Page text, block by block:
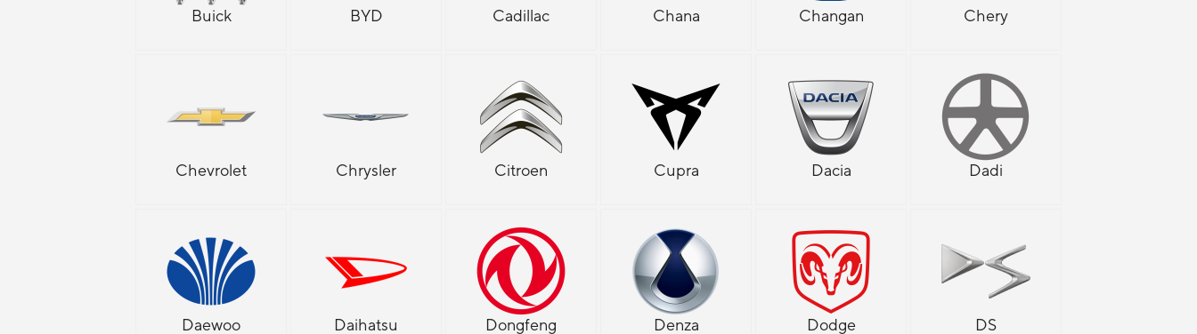
Buick BYD Cadillac Chana Changan Chery
Chevrolet Chrysler Citroen Cupra Dacia Dadi
Daewoo Daihatsu Dongfeng Denza Dodge DS